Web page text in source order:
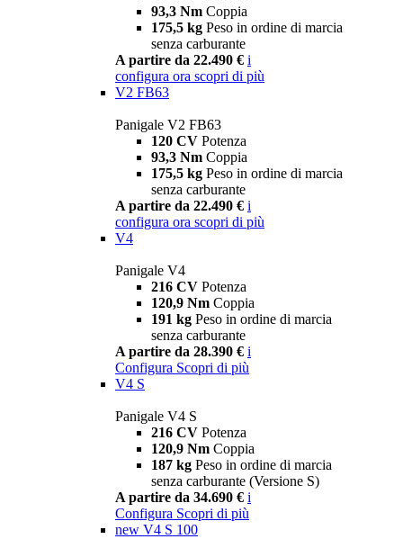
93,3 Nm Coppia
175,5 kg Peso in ordine di marcia
senza carburante
A partire da 22.490 € i
configura ora scopri di più
V2 FB63
Panigale V2 FB63
120 CV Potenza
93,3 Nm Coppia
175,5 kg Peso in ordine di marcia
senza carburante
A partire da 22.490 € i
configura ora scopri di più
V4
Panigale V4
216 CV Potenza
120,9 Nm Coppia
191 kg Peso in ordine di marcia
senza carburante
A partire da 28.390 € i
Configura Scopri di più
V4 S
Panigale V4 S
216 CV Potenza
120,9 Nm Coppia
187 kg Peso in ordine di marcia
senza carburante (Versione S)
A partire da 34.690 € i
Configura Scopri di più
new V4 S 100